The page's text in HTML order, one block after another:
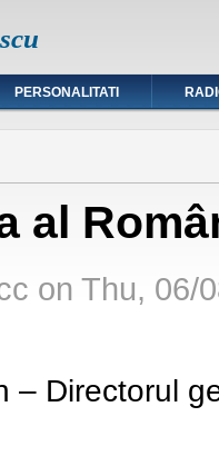
PERSONALITATI
al
on Thu, 06/
– Directorul